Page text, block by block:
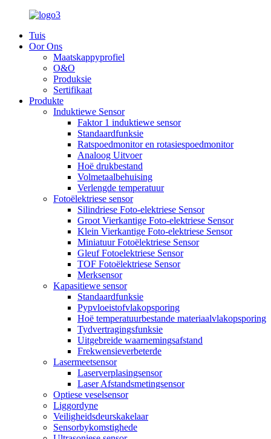
Tuis
Oor Ons
Maatskappyprofiel
O&O
Produksie
Sertifikaat
Produkte
Induktiewe Sensor
Faktor 1 induktiewe sensor
Standaardfunksie
Ratspoedmonitor en rotasiespoedmonitor
Analoog Uitvoer
Hoë drukbestand
Volmetaalbehuising
Verlengde temperatuur
Fotoëlektriese sensor
Silindriese Foto-elektriese Sensor
Groot Vierkantige Foto-elektriese Sensor
Klein Vierkantige Foto-elektriese Sensor
Miniatuur Fotoëlektriese Sensor
Gleuf Fotoelektriese Sensor
TOF Fotoëlektriese Sensor
Merksensor
Kapasitiewe sensor
Standaardfunksie
Pypvloeistofvlakopsporing
Hoë temperatuurbestande materiaalvlakopsporing
Tydvertragingsfunksie
Uitgebreide waarnemingsafstand
Frekwensieverbeterde
Lasermeetsensor
Laserverplasingsensor
Laser Afstandsmetingsensor
Optiese veselsensor
Liggordyne
Veiligheidsdeurskakelaar
Sensorbykomstighede